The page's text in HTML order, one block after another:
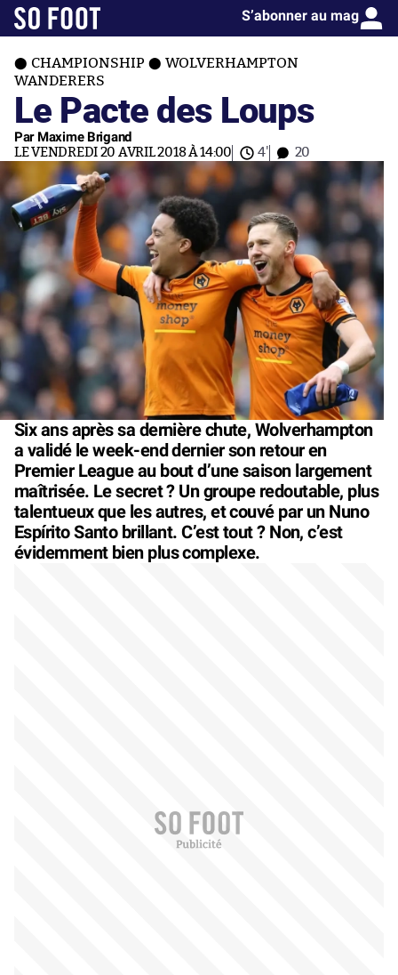
S’abonner au mag
CHAMPIONSHIP
WOLVERHAMPTON
WANDERERS
Le Pacte des Loups
Par Maxime Brigand
LE VENDREDI 20 AVRIL 2018 À 14:00 4' 20
Six ans après sa dernière chute, Wolverhampton
a validé le week-end dernier son retour en
Premier League au bout d’une saison largement
maîtrisée. Le secret ? Un groupe redoutable, plus
talentueux que les autres, et couvé par un Nuno
Espírito Santo brillant. C’est tout ? Non, c’est
évidemment bien plus complexe.